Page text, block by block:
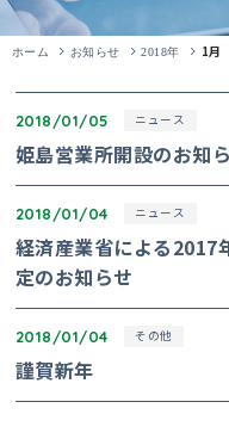
ホーム お知らせ 2018年 1月
2018/01/05 ニュース
姫島営業所開設のお知
2018/01/04 ニュース
経済産業省による2017
定のお知らせ
2018/01/04 その他
謹賀新年